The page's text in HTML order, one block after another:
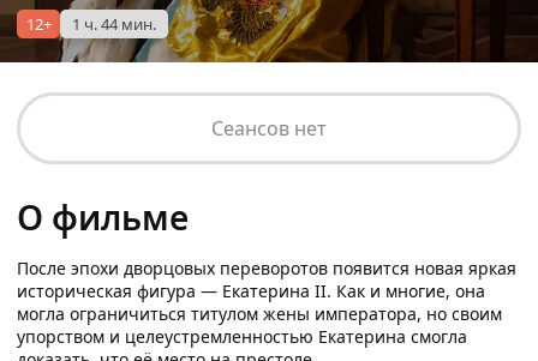
12+ 1 ч. 44 мин.
Сеансов нет
О фильме
После эпохи дворцовых переворотов появится новая яркая
историческая фигура — Екатерина II. Как и многие, она
могла ограничиться титулом жены императора, но своим
упорством и целеустремленностью Екатерина смогла